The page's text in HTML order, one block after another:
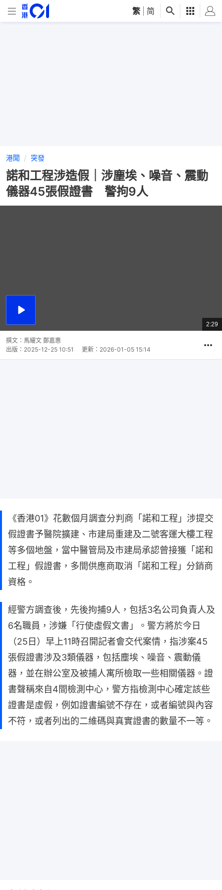
繁 简
港聞 突發
諾和工程涉造假｜涉塵埃、噪音、震動
儀器45張假證書 警拘9人
播
總
共
2:29
撰文： 馬耀文 鄭嘉惠
出版： 2025-12-25 10:51 更新： 2026-01-05 15:14
《香港01》花數個月調查分判商「諾和工程」涉提交
假證書予醫院擴建、市建局重建及二號客運大樓工程
等多個地盤，當中醫管局及市建局承認曾接獲「諾和
工程」假證書，多間供應商取消「諾和工程」分銷商
資格。
經警方調查後，先後拘捕9人，包括3名公司負責人及
6名職員，涉嫌「行使虛假文書」。警方將於今日
（25日）早上11時召開記者會交代案情，指涉案45
張假證書涉及3類儀器，包括塵埃、噪音、震動儀
器，並在辦公室及被捕人寓所檢取一些相關儀器。證
書聲稱來自4間檢測中心，警方指檢測中心確定該些
證書是虛假，例如證書編號不存在，或者編號與內容
不符，或者列出的二維碼與真實證書的數量不一等。